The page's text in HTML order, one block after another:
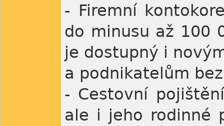
- Firemní
do minusu až 100
je dostupný i
a podnikatelům
- Cestovní
ale i jeho rodinné